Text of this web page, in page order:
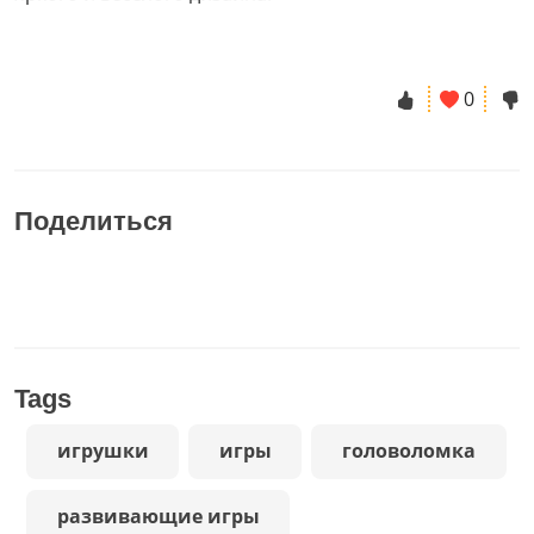
0
Поделиться
Tags
игрушки игры головоломка
развивающие игры